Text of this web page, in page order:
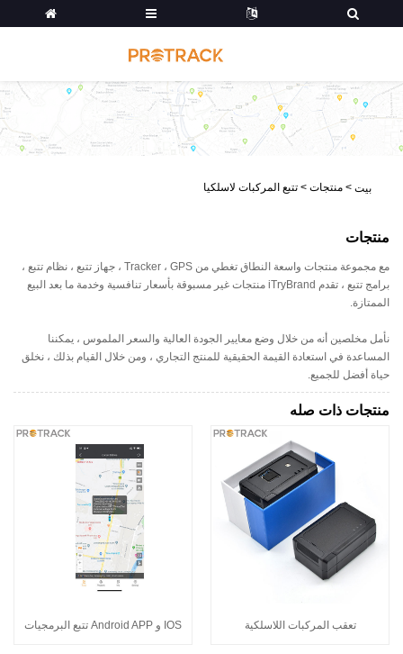
بيت > منتجات > تتبع المركبات لاسلكيا
منتجات
مع مجموعة منتجات واسعة النطاق تغطي من Tracker ، GPS ، جهاز تتبع ، نظام تتبع ،
برامج تتبع ، تقدم iTryBrand منتجات غير مسبوقة بأسعار تنافسية وخدمة ما بعد البيع
الممتازة.
نأمل مخلصين أنه من خلال وضع معايير الجودة العالية والسعر الملموس ، يمكننا
المساعدة في استعادة القيمة الحقيقية للمنتج التجاري ، ومن خلال القيام بذلك ، نخلق
حياة أفضل للجميع.
منتجات ذات صله
تعقب المركبات اللاسلكية IOS و Android APP تتبع البرمجيات